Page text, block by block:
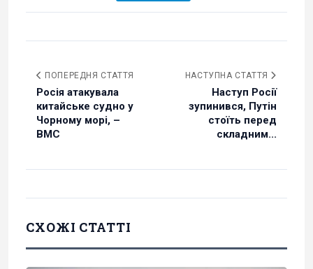
ПОПЕРЕДНЯ СТАТТЯ
Росія атакувала
китайське судно у
Чорному морі, –
ВМС
НАСТУПНА СТАТТЯ
Наступ Росії
зупинився, Путін
стоїть перед
складним...
СХОЖІ СТАТТІ